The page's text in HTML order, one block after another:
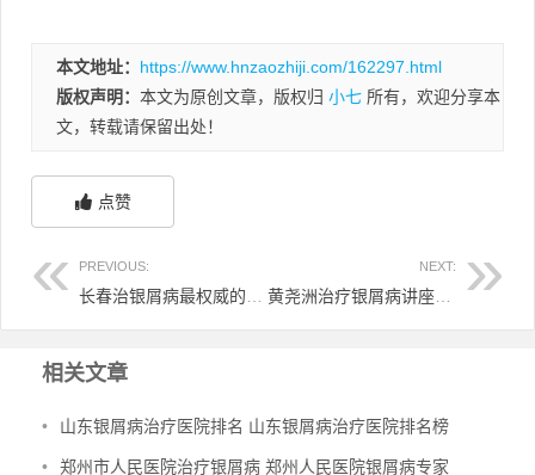
本文地址： https://www.hnzaozhiji.com/162297.html
版权声明： 本文为原创文章，版权归 小七 所有，欢迎分享本
文，转载请保留出处！
点赞
PREVIOUS: NEXT:
黄尧洲治疗银屑病讲座 黄尧洲治湿疹真的有用吗
相关文章
• 山东银屑病治疗医院排名 山东银屑病治疗医院排名榜
• 郑州市人民医院治疗银屑病 郑州人民医院银屑病专家